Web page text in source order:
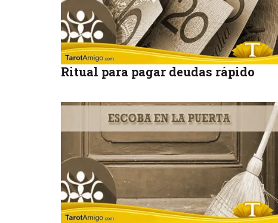
Ritual para pagar deudas rápido